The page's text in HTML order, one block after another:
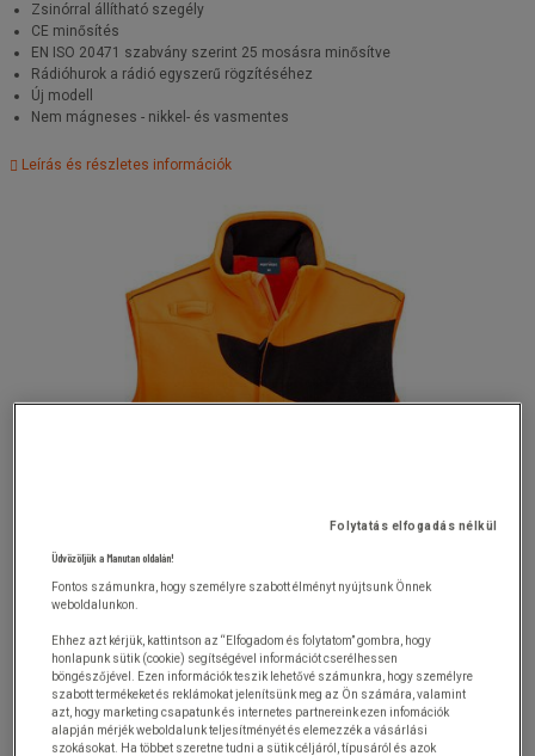
Zsinórral állítható szegély
CE minősítés
EN ISO 20471 szabvány szerint 25 mosásra minősítve
Rádióhurok a rádió egyszerű rögzítéséhez
Új modell
Nem mágneses - nikkel- és vasmentes
Leírás és részletes információk
Folytatás elfogadás nélkül
Üdvözöljük a Manutan oldalán!
Fontos számunkra, hogy személyre szabott élményt nyújtsunk Önnek
weboldalunkon.
Ehhez azt kérjük, kattintson az “Elfogadom és folytatom” gombra, hogy
honlapunk sütik (cookie) segítségével információt cserélhessen
böngészőjével. Ezen információk teszik lehetővé számunkra, hogy személyre
szabott termékeket és reklámokat jelenítsünk meg az Ön számára, valamint
azt, hogy marketing csapatunk és internetes partnereink ezen infomációk
alapján mérjék weboldalunk teljesítményét és elemezzék a vásárlási
szokásokat. Ha többet szeretne tudni a sütik céljáról, típusáról és azok